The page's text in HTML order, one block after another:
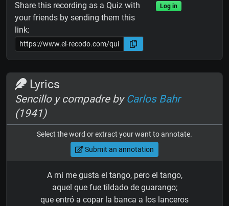
Share this recording as a Quiz with
your friends by sending them this
link:
Log in
Lyrics
Sencillo y compadre by Carlos Bahr
(1941)
Select the word or extract your want to annotate.
Submit an annotation
A mi me gusta el tango, pero el tango,
aquel que fue tildado de guarango;
que entró a copar la banca a los lanceros